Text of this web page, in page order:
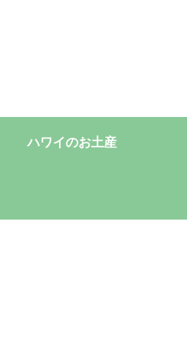
ハワイのお土産